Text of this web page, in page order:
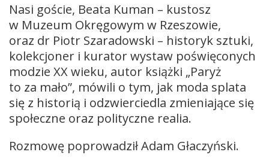
Nasi goście, Beata Kuman – kustosz
w Muzeum Okręgowym w Rzeszowie,
oraz dr Piotr Szaradowski – historyk sztuki,
kolekcjoner i kurator wystaw poświęconych
modzie XX wieku, autor książki „Paryż
to za mało”, mówili o tym, jak moda splata
się z historią i odzwierciedla zmieniające się
społeczne oraz polityczne realia.
Rozmowę poprowadził Adam Głaczyński.